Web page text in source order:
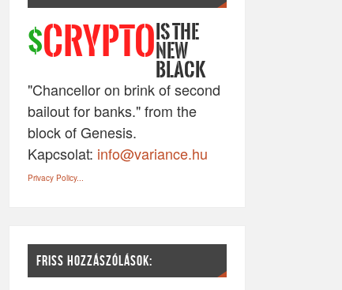
$CRYPTO IS THE
NEW
BLACK
"Chancellor on brink of second
bailout for banks." from the
block of Genesis.
Kapcsolat: info@variance.hu
Privacy Policy...
FRISS HOZZÁSZÓLÁSOK: